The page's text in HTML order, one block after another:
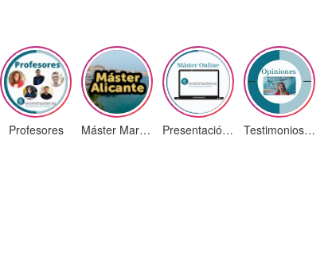
Profesores Máster Marketing Digital en Alicante Presentación ¡Nuevas Ediciones! Testimonios Alumnos